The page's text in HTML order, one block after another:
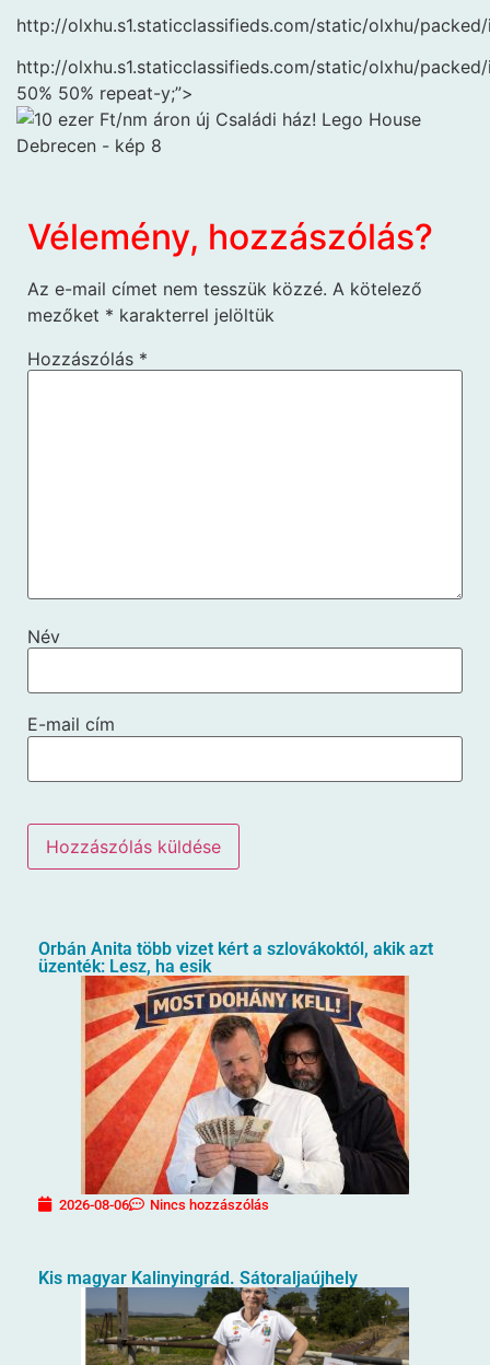
http://olxhu.s1.staticclassifieds.com/static/olxhu/
http://olxhu.s1.staticclassifieds.com/static/olxhu/
50% 50% repeat-y;”>
Vélemény, hozzászólás?
Az e-mail címet nem tesszük közzé. A kötelező
mezőket * karakterrel jelöltük
Hozzászólás *
Név
E-mail cím
Orbán Anita több vizet kért a szlovákoktól, akik azt
üzenték: Lesz, ha esik
2026-08-06 Nincs hozzászólás
Kis magyar Kalinyingrád. Sátoraljaújhely